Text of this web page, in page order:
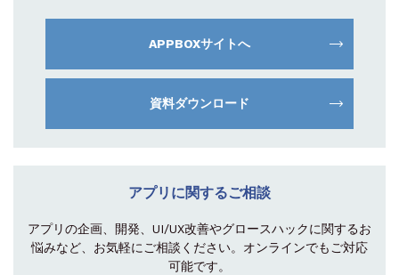
APPBOXサイトへ
資料ダウンロード
アプリに関するご相談
アプリの企画、開発、UI/UX改善やグロースハックに関するお
悩みなど、お気軽にご相談 ください。オンラインでもご対応
可能です。